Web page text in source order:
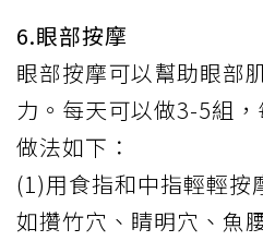
6.眼部按摩
眼部按摩可以幫助眼部
力。每天可以做3-5組
做法如下：
(1)用食指和中指輕輕按
如攢竹穴、睛明穴、魚